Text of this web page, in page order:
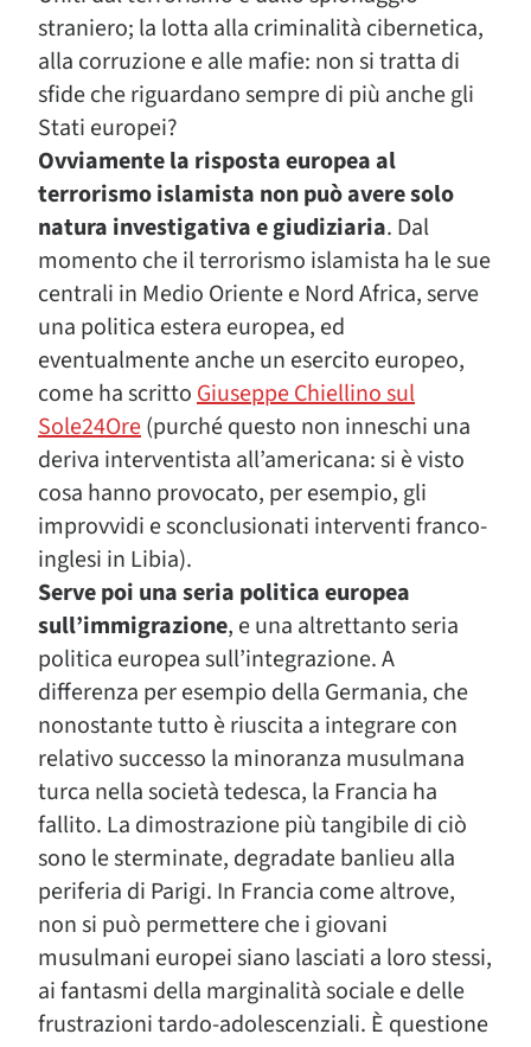
straniero; la lotta alla criminalità cibernetica,
alla corruzione e alle mafie: non si tratta di
sfide che riguardano sempre di più anche gli
Stati europei?
Ovviamente la risposta europea al
terrorismo islamista non può avere solo
natura investigativa e giudiziaria. Dal
momento che il terrorismo islamista ha le sue
centrali in Medio Oriente e Nord Africa, serve
una politica estera europea, ed
eventualmente anche un esercito europeo,
come ha scrittoGiuseppe Chiellino sul
Sole24Ore(purché questo non inneschi una
deriva interventista all’americana: si è visto
cosa hanno provocato, per esempio, gli
improvvidi e sconclusionati interventi franco-
inglesi in Libia).
Serve poi una seria politica europea
sull’immigrazione, e una altrettanto seria
politica europea sull’integrazione. A
differenza per esempio della Germania, che
nonostante tutto è riuscita a integrare con
relativo successo la minoranza musulmana
turca nella società tedesca, la Francia ha
fallito. La dimostrazione più tangibile di ciò
sono le sterminate, degradate banlieu alla
periferia di Parigi. In Francia come altrove,
non si può permettere che i giovani
musulmani europei siano lasciati a loro stessi,
ai fantasmi della marginalità sociale e delle
frustrazioni tardo-adolescenziali. È questione